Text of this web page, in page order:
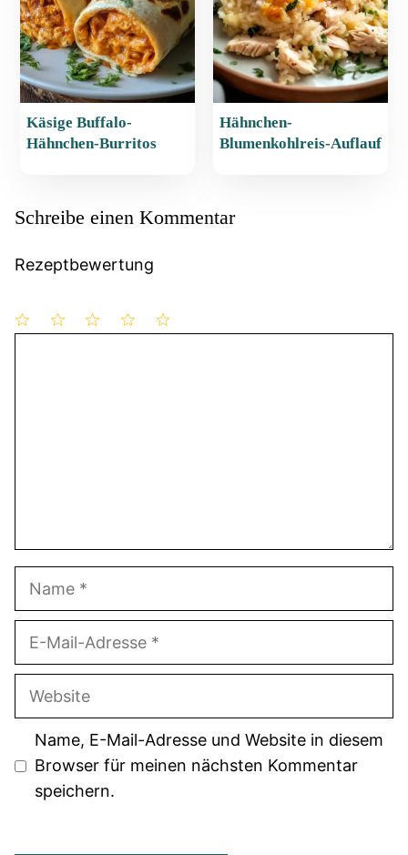
Käsige Buffalo-
Hähnchen-Burritos
Hähnchen-
Blumenkohlreis-Auflauf
Schreibe einen Kommentar
Rezeptbewertung
Name
E-
Website
Name, E-Mail-Adresse und Website in diesem
Browser für meinen nächsten Kommentar
speichern.